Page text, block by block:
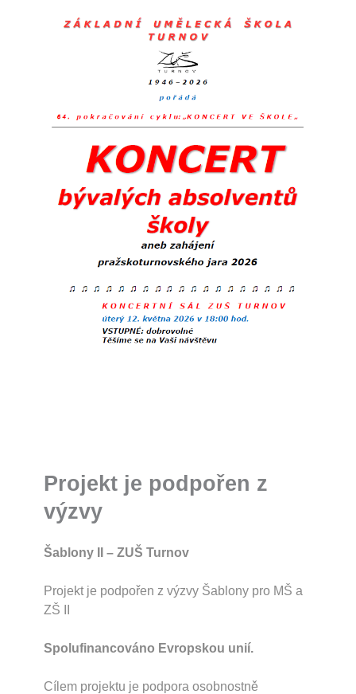
Projekt je podpořen z
výzvy
Šablony II – ZUŠ Turnov
Projekt je podpořen z výzvy Šablony pro MŠ a
ZŠ II
Spolufinancováno Evropskou unií.
Cílem projektu je podpora osobnostně